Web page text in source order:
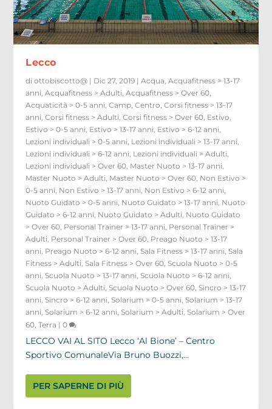
Lecco
diottobiscotto@ | Dic 27, 2019 |Acqua ,Acquafitness > 13-17
anni ,Acquafitness > Adulti ,Acquafitness > Over 60
Acquaticità > 0-5 anni ,Camp ,Centro ,Corsi fitness > 13-17
anni ,Corsi fitness > Adulti ,Corsi fitness > Over 60 Estivo
Estivo > 0-5 anni Estivo > 13-17 anni Estivo > 6-12 anni
Lezioni individuali > 0-5 anni Lezioni individuali > 13-17 anni
Lezioni individuali > 6-12 anni Lezioni individuali > Adulti
Lezioni individuali > Over 60 Master Nuoto > 13-17 anni
Master Nuoto > Adulti Master Nuoto > Over 60 Non Estivo >
0-5 anni Non Estivo > 13-17 anni Non Estivo > 6-12 anni
Nuoto Guidato > 0-5 anni Nuoto Guidato > 13-17 anni Nuoto
Guidato > 6-12 anni Nuoto Guidato > Adulti Nuoto Guidato
> Over 60 Personal Trainer > 13-17 anni Personal Trainer >
Adulti Personal Trainer > Over 60 Preago Nuoto > 13-17
anni Preago Nuoto > 6-12 anni ,Sala Fitness > 13-17 anni ,Sala
Fitness > Adulti ,Sala Fitness > Over 60 ,Scuola Nuoto > 0-5
anni ,Scuola Nuoto > 13-17 anni ,Scuola Nuoto > 6-12 anni
Scuola Nuoto > Adulti ,Scuola Nuoto > Over 60 ,Sincro > 13-17
anni ,Sincro > 6-12 anni ,Solarium > 0-5 anni ,Solarium > 13-17
anni ,Solarium > 6-12 anni ,Solarium > Adulti ,Solarium > Over
60 ,Terra |0
LECCO VAI AL SITO Lecco ‘Al Bione’ – Centro
Sportivo ComunaleVia Bruno Buozzi,...
PER SAPERNE DI PIÙ